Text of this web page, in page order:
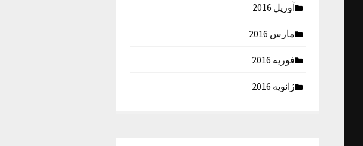
آوریل 2016
مارس 2016
فوریه 2016
ژانویه 2016